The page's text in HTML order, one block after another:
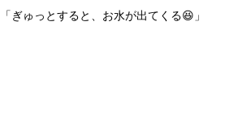
「ぎゅっとすると、お水が出てくる😆」